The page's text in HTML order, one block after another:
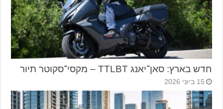
חדש בארץ: סאן־יאנג TTLBT – מקסי־סקוטר תיור
15 ביוני 2026